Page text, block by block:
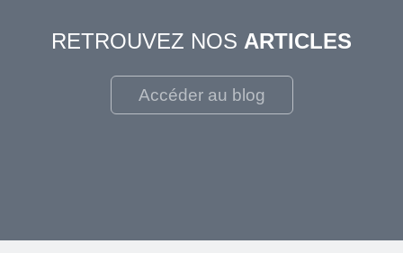
RETROUVEZ NOS ARTICLES
Accéder au blog